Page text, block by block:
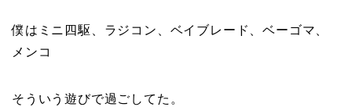
僕はミニ四駆、ラジコン、ベイブレード、ベーゴマ、
メンコ
そういう遊びで過ごしてた。